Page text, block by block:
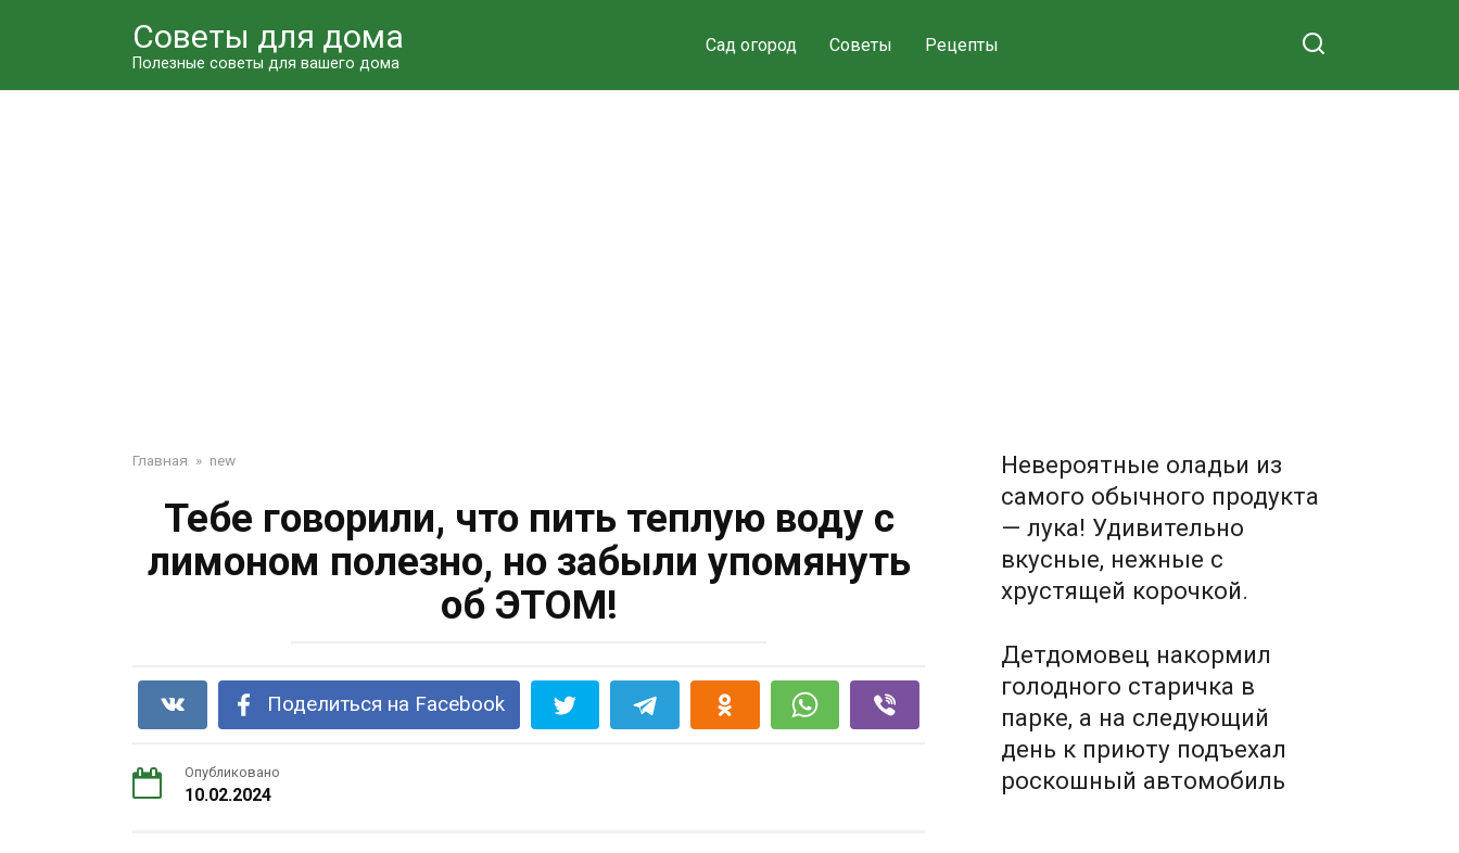
Советы для дома
Полезные советы для вашего дома
Сад огород Советы Рецепты
Главная » new
Тебе говорили, что пить теплую воду с
лимоном полезно, но забыли упомянуть
об ЭТОМ!
Поделиться на Facebook
Опубликовано
10.02.2024
Невероятные оладьи из
самого обычного продукта
— лука! Удивительно
вкусные, нежные с
хрустящей корочкой.
Детдомовец накормил
голодного старичка в
парке, а на следующий
день к приюту подъехал
роскошный автомобиль